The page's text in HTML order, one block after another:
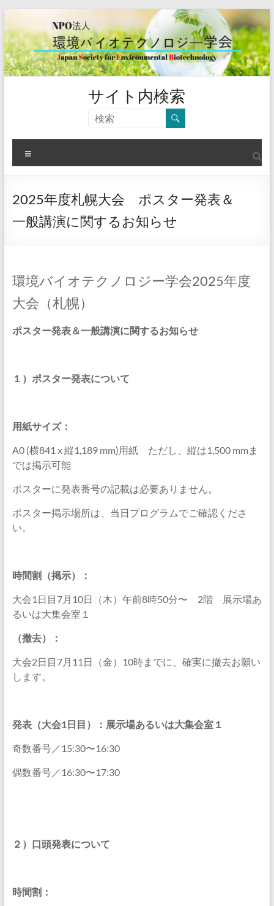
ン
テ
ン
ツ
へ
バ
イ
オ
テ
ク
ロ
ジ
ー
会
バ
オ
テ
ク
ロ
ジ
会
Society
for
Environmental
サイト内検索
ニ
ー
2025年度札幌大会 ポスター発表＆
一般講演に関するお知らせ
環境バイオテクノロジー学会2025年度
大会（札幌）
ポスター発表＆一般講演に関するお知らせ
１）ポスター発表について
用紙サイズ：
A0 (横841 x 縦1,189 mm)用紙 ただし、縦は1,500 mmま
では掲示可能
ポスターに発表番号の記載は必要ありません。
ポスター掲示場所は、当日プログラムでご確認くださ
い。
時間割（掲示）：
大会1日目7月10日（木）午前8時50分〜 2階 展示場あ
るいは大集会室１
（撤去）：
大会2日目7月11日（金）10時までに、確実に撤去お願い
します。
発表（大会1 日目）：展示場あるいは大集会室１
奇数番号／15:30〜16:30
偶数番号／16:30〜17:30
２）口頭発表について
時間割：